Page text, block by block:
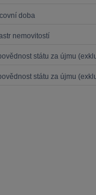
doba
nemovitostí
státu za újmu
státu za újmu